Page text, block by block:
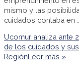
mismo y las
cuidados contaba en …
Ucomur analiza ante
de los cuidados y
RegiónLeer más »